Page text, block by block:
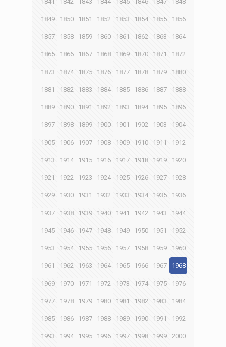
1849 1850 1851 1852 1853 1854 1855 1856
1857 1858 1859 1860 1861 1862 1863 1864
1865 1866 1867 1868 1869 1870 1871 1872
1873 1874 1875 1876 1877 1878 1879 1880
1881 1882 1883 1884 1885 1886 1887 1888
1889 1890 1891 1892 1893 1894 1895 1896
1897 1898 1899 1900 1901 1902 1903 1904
1905 1906 1907 1908 1909 1910 1911 1912
1913 1914 1915 1916 1917 1918 1919 1920
1921 1922 1923 1924 1925 1926 1927 1928
1929 1930 1931 1932 1933 1934 1935 1936
1937 1938 1939 1940 1941 1942 1943 1944
1945 1946 1947 1948 1949 1950 1951 1952
1953 1954 1955 1956 1957 1958 1959 1960
1961 1962 1963 1964 1965 1966 1967 1968
1969 1970 1971 1972 1973 1974 1975 1976
1977 1978 1979 1980 1981 1982 1983 1984
1985 1986 1987 1988 1989 1990 1991 1992
1993 1994 1995 1996 1997 1998 1999 2000